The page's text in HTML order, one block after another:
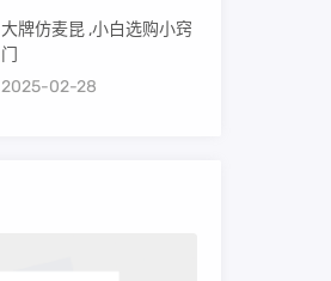
大牌仿麦昆 ,小白选购小窍
门
2025-02-28